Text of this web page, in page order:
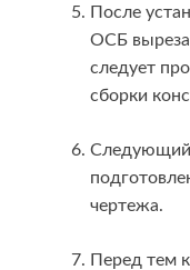
После
ОСБ
следует
сборки
Следующий
чертежа.
Перед тем